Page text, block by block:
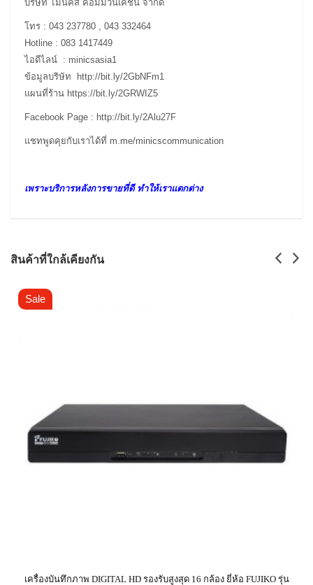
บริษัท ไมนิคส์ คอมมิวนิเคชั่น จำกัด
โทร : 043 237780 , 043 332464
Hotline : 083 1417449
ไอดีไลน์ : minicsasia1
ข้อมูลบริษัท
http://bit.ly/2GbNFm1
แผนที่ร้าน https://bit.ly/2GRWIZ5
Facebook Page : http://bit.ly/2Alu27F
แชทพูดคุยกับเราได้ที่ m.me/minicscommunication
เพราะบริการหลังการขายที่ดี ทำให้เราแตกต่าง
สินค้าที่ใกล้เคียงกัน
Sale
เครื่องบันทึกภาพ DIGITAL HD รองรับสูงสุด 16 กล้อง ยี่ห้อ FUJIKO รุ่น